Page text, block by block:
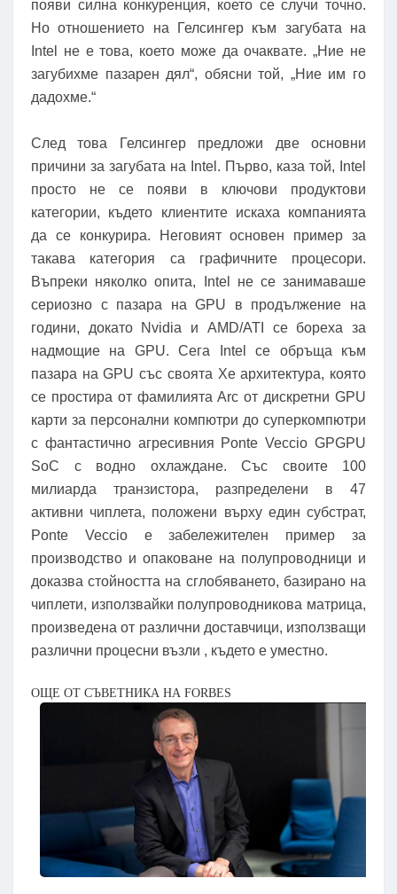
появи силна конкуренция, което се случи точно.
Но отношението на Гелсингер към загубата на
Intel не е това, което може да очаквате. „Ние не
загубихме пазарен дял“, обясни той, „Ние им го
дадохме.“
След това Гелсингер предложи две основни
причини за загубата на Intel. Първо, каза той, Intel
просто не се появи в ключови продуктови
категории, където клиентите искаха компанията
да се конкурира. Неговият основен пример за
такава категория са графичните процесори.
Въпреки няколко опита, Intel не се занимаваше
сериозно с пазара на GPU в продължение на
години, докато Nvidia и AMD/ATI се бореха за
надмощие на GPU. Сега Intel се обръща към
пазара на GPU със своята Xe архитектура, която
се простира от фамилията Arc от дискретни GPU
карти за персонални компютри до суперкомпютри
с фантастично агресивния Ponte Veccio GPGPU
SoC с водно охлаждане. Със своите 100
милиарда транзистора, разпределени в 47
активни чиплета, положени върху един субстрат,
Ponte Veccio е забележителен пример за
производство и опаковане на полупроводници и
доказва стойността на сглобяването, базирано на
чиплети, използвайки полупроводникова матрица,
произведена от различни доставчици, използващи
различни процесни възли , където е уместно.
ОЩЕ ОТ СЪВЕТНИКА НА FORBES